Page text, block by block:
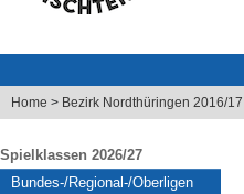
Home > Bezirk Nordthüringen 2016/17
Spielklassen 2026/27
Bundes-/Regional-/Oberligen